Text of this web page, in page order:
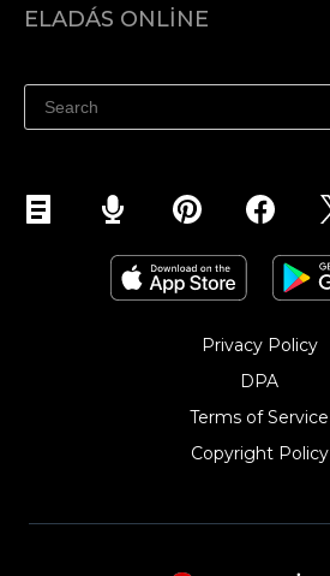
Árkalkuláció
ELADÁS ONLINE
Eladás a Facebookon
Eladás Instagramon
Privacy Policy
DPA
Terms of Service
Copyright Policy‎